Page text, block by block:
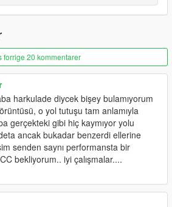
forrige 20 kommentarer
harkulade diycek bişey bulamıyorum
o yol tutuşu tam anlamıyla
gerçekteki gibi hiç kaymıyor yolu
ancak bukadar benzerdi ellerine
senden saynı performansta bir
bekliyorum.. iyi çalışmalar....